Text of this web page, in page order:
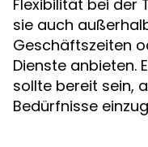
Flexibilität bei der
sie auch
Geschäftszeiten
Dienste anbieten.
sollte bereit sein,
Bedürfnisse